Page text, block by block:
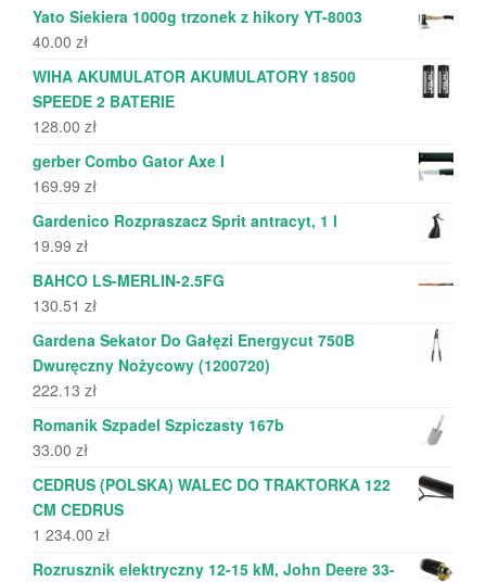
Yato Siekiera 1000g trzonek z hikory YT-8003
40.00 zł
WIHA AKUMULATOR AKUMULATORY 18500
SPEEDE 2 BATERIE
128.00 zł
gerber Combo Gator Axe I
169.99 zł
Gardenico Rozpraszacz Sprit antracyt, 1 l
19.99 zł
BAHCO LS-MERLIN-2.5FG
130.51 zł
Gardena Sekator Do Gałęzi Energycut 750B
Dwuręczny Nożycowy (1200720)
222.13 zł
Romanik Szpadel Szpiczasty 167b
33.00 zł
CEDRUS (POLSKA) WALEC DO TRAKTORKA 122
CM CEDRUS
1 234.00 zł
Rozrusznik elektryczny 12-15 kM, John Deere 33-